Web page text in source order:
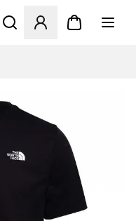
Åbner en Modal til at